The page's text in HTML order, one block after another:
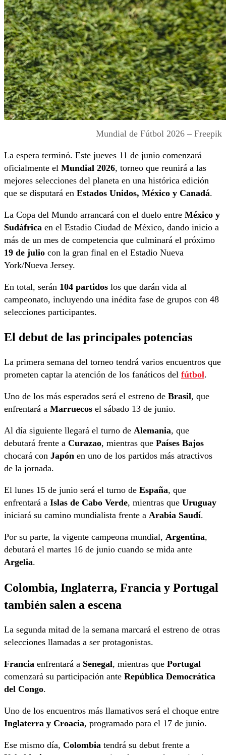
Mundial de Fútbol 2026 – Freepik
La espera terminó. Este jueves 11 de junio comenzará
oficialmente el Mundial 2026, torneo que reunirá a las
mejores selecciones del planeta en una histórica edición
que se disputará en Estados Unidos, México y Canadá.
La Copa del Mundo arrancará con el duelo entre México y
Sudáfrica en el Estadio Ciudad de México, dando inicio a
más de un mes de competencia que culminará el próximo
19 de julio con la gran final en el Estadio Nueva
York/Nueva Jersey.
En total, serán 104 partidos los que darán vida al
campeonato, incluyendo una inédita fase de grupos con 48
selecciones participantes.
El debut de las principales potencias
La primera semana del torneo tendrá varios encuentros que
prometen captar la atención de los fanáticos del fútbol.
Uno de los más esperados será el estreno de Brasil, que
enfrentará a Marruecos el sábado 13 de junio.
Al día siguiente llegará el turno de Alemania, que
debutará frente a Curazao, mientras que Países Bajos
chocará con Japón en uno de los partidos más atractivos
de la jornada.
El lunes 15 de junio será el turno de España, que
enfrentará a Islas de Cabo Verde, mientras que Uruguay
iniciará su camino mundialista frente a Arabia Saudí.
Por su parte, la vigente campeona mundial, Argentina,
debutará el martes 16 de junio cuando se mida ante
Argelia.
Colombia, Inglaterra, Francia y Portugal
también salen a escena
La segunda mitad de la semana marcará el estreno de otras
selecciones llamadas a ser protagonistas.
Francia enfrentará a Senegal, mientras que Portugal
comenzará su participación ante República Democrática
del Congo.
Uno de los encuentros más llamativos será el choque entre
Inglaterra y Croacia, programado para el 17 de junio.
Ese mismo día, Colombia tendrá su debut frente a